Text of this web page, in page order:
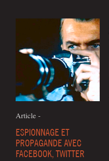
Article -
ESPIONNAGE ET
PROPAGANDE AVEC
FACEBOOK, TWITTER